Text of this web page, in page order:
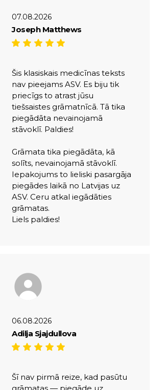
07.08.2026
Joseph Matthews
Šis klasiskais medicīnas teksts
nav pieejams ASV. Es biju tik
priecīgs to atrast jūsu
tiešsaistes grāmatnīcā. Tā tika
piegādāta nevainojamā
stāvoklī. Paldies!
Grāmata tika piegādāta, kā
solīts, nevainojamā stāvoklī.
Iepakojums to lieliski pasargāja
piegādes laikā no Latvijas uz
ASV. Ceru atkal iegādāties
grāmatas.
Liels paldies!
06.08.2026
Adilja Sjajdullova
Šī nav pirmā reize, kad pasūtu
grāmatas — piegāde uz